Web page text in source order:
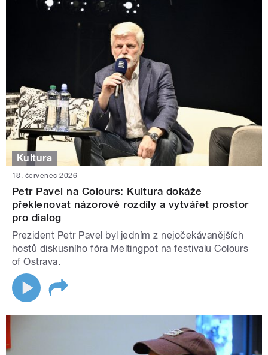
Kultura
18. červenec 2026
Petr Pavel na Colours: Kultura dokáže
překlenovat názorové rozdíly a vytvářet prostor
pro dialog
Prezident Petr Pavel byl jedním z nejočekávanějších
hostů diskusního fóra Meltingpot na festivalu Colours
of Ostrava.